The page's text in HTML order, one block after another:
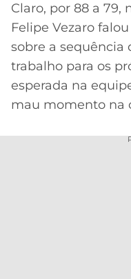
CÓDIGO
INDICAÇÃO
BET365
CÓDIGO
SÃO
PAULO
COPA
DO
BRASIL
MERCADO
DA
BOLA
PALPITES
Acesse o perfil
no Twitter
Claro, por 88 a 79,
Felipe Vezaro
sobre a sequência
trabalho para os
esperada na
mau momento na